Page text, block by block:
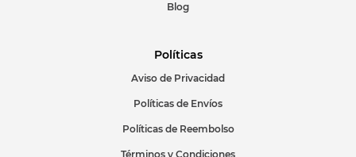
Blog
Políticas
Aviso de Privacidad
Políticas de Envíos
Políticas de Reembolso
Términos y Condiciones